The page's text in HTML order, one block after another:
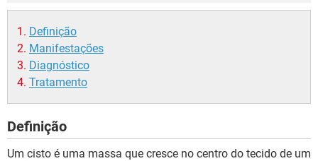
NUTRIÇÃO
BEM-ESTAR
SEXUALIDADE
Definição
Manifestações
Diagnóstico
Tratamento
Definição
Um cisto é uma massa que cresce no centro do tecido de um